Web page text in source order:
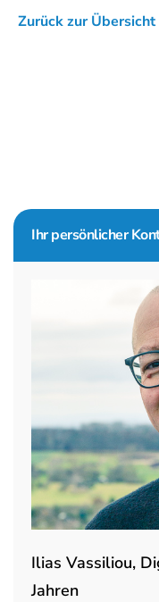
Zurück zur
Ihr persönlicher
Ilias Vassiliou,
Jahren